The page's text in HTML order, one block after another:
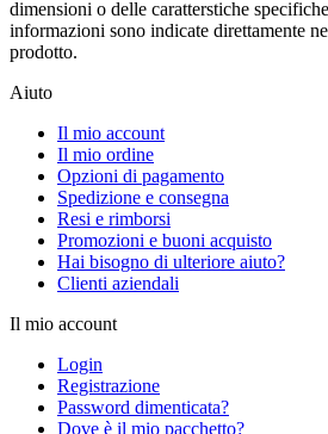
dimensioni o delle caratterstiche
informazioni sono indicate direttamente
prodotto.
Aiuto
Il mio account
Il mio ordine
Opzioni di pagamento
Spedizione e consegna
Resi e rimborsi
Promozioni e buoni acquisto
Hai bisogno di ulteriore aiuto?
Clienti aziendali
Il mio account
Login
Registrazione
Password dimenticata?
Dove è il mio pacchetto?